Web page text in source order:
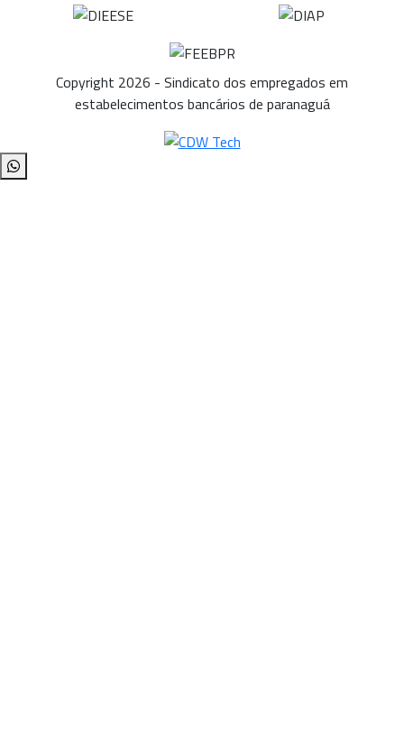
Copyright 2026 - Sindicato dos empregados em
estabelecimentos bancários de paranaguá